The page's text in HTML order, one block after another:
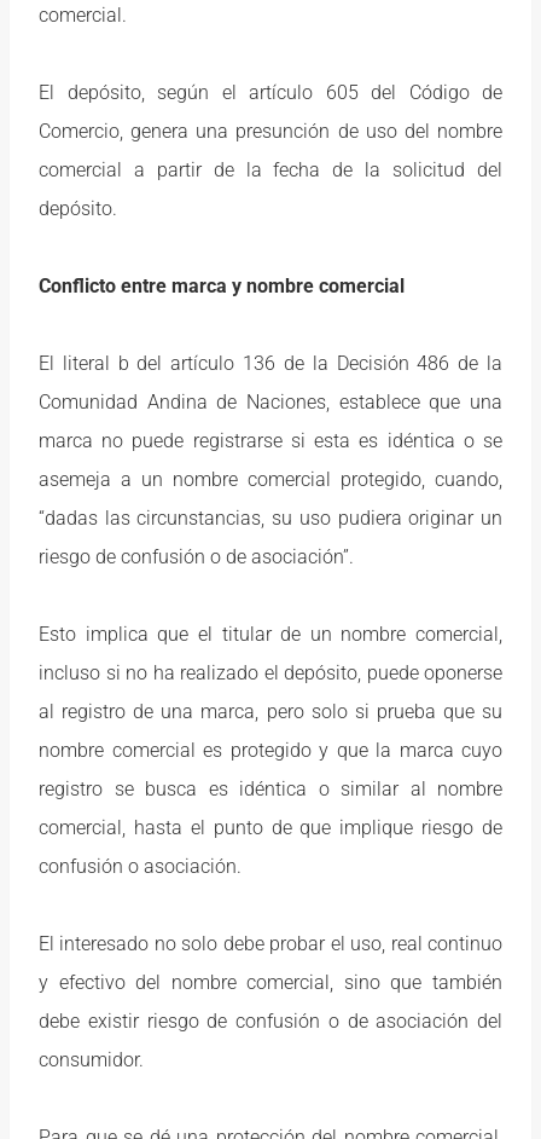
comercial.
El depósito, según el artículo 605 del Código de
Comercio, genera una presunción de uso del nombre
comercial a partir de la fecha de la solicitud del
depósito.
Conflicto entre marca y nombre comercial
El literal b del artículo 136 de la Decisión 486 de la
Comunidad Andina de Naciones, establece que una
marca no puede registrarse si esta es idéntica o se
asemeja a un nombre comercial protegido, cuando,
“dadas las circunstancias, su uso pudiera originar un
riesgo de confusión o de asociación”.
Esto implica que el titular de un nombre comercial,
incluso si no ha realizado el depósito, puede oponerse
al registro de una marca, pero solo si prueba que su
nombre comercial es protegido y que la marca cuyo
registro se busca es idéntica o similar al nombre
comercial, hasta el punto de que implique riesgo de
confusión o asociación.
El interesado no solo debe probar el uso, real continuo
y efectivo del nombre comercial, sino que también
debe existir riesgo de confusión o de asociación del
consumidor.